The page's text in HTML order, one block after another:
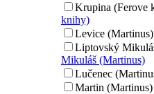
Krupina (Ferove
knihy)
Levice
Liptovský
Mikuláš (Martinus)
Lučenec
Martin